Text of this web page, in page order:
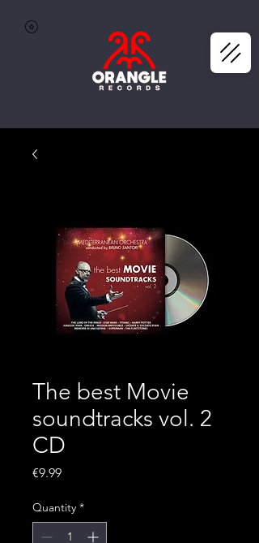
The best Movie
soundtracks vol. 2
CD
€9.99Price
Quantity *